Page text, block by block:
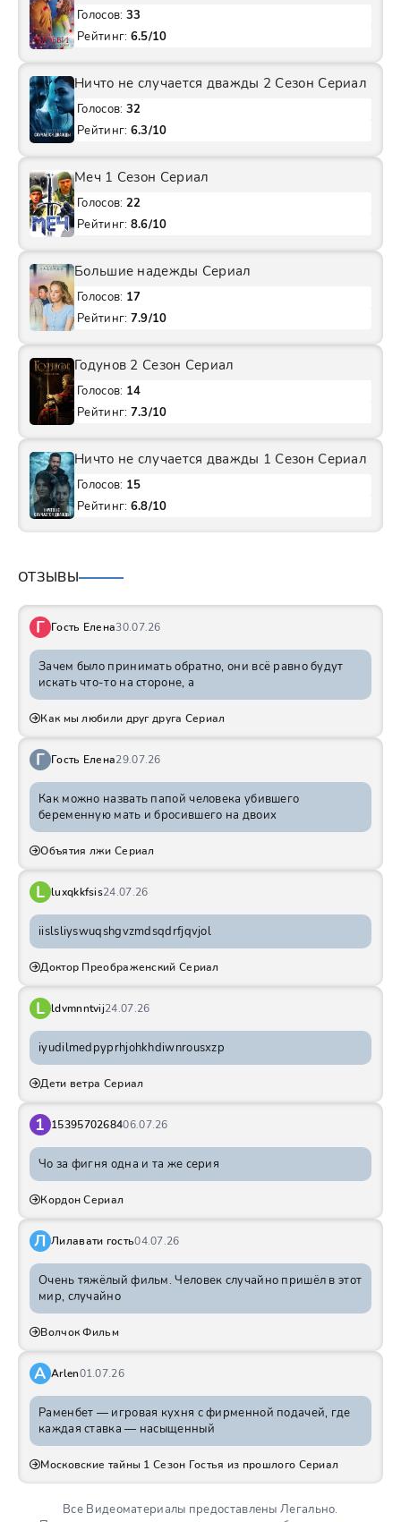
Голосов: 33
Рейтинг: 6.5/10
Ничто не случается дважды 2 Сезон Сериал
Голосов: 32
Рейтинг: 6.3/10
Меч 1 Сезон Сериал
Голосов: 22
Рейтинг: 8.6/10
Большие надежды Сериал
Голосов: 17
Рейтинг: 7.9/10
Годунов 2 Сезон Сериал
Голосов: 14
Рейтинг: 7.3/10
Ничто не случается дважды 1 Сезон Сериал
Голосов: 15
Рейтинг: 6.8/10
ОТЗЫВЫ
Г Гость Елена30.07.26
Зачем было принимать обратно, они всё равно будут
искать что-то на стороне, а
Как мы любили друг друга Сериал
Г Гость Елена29.07.26
Как можно назвать папой человека убившего
беременную мать и бросившего на двоих
Объятия лжи Сериал
L luxqkkfsis24.07.26
iislsliyswuqshgvzmdsqdrfjqvjol
Доктор Преображенский Сериал
L ldvmnntvij24.07.26
iyudilmedpyprhjohkhdiwnrousxzp
Дети ветра Сериал
1 1539570268406.07.26
Чо за фигня одна и та же серия
Кордон Сериал
Л Лилавати гость04.07.26
Очень тяжёлый фильм. Человек случайно пришёл в этот
мир, случайно
Волчок Фильм
A Arlen01.07.26
Раменбет — игровая кухня с фирменной подачей, где
каждая ставка — насыщенный
Московские тайны 1 Сезон Гостья из прошлого Сериал
Все Видеоматериалы предоставлены Легально.